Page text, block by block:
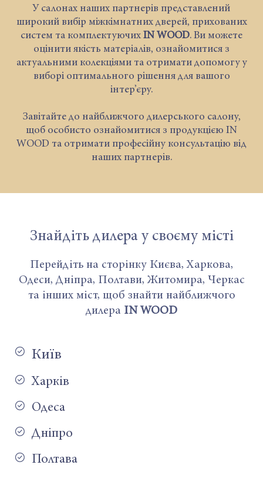
У салонах наших партнерів представлений
широкий вибір міжкімнатних дверей, прихованих
систем та комплектуючихIN WOOD. Ви можете
оцінити якість матеріалів, ознайомитися з
актуальними колекціями та отримати допомогу у
виборі оптимального рішення для вашого
інтер’єру.
Завітайте до найближчого дилерського салону,
щоб особисто ознайомитися з продукцією IN
WOOD та отримати професійну консультацію від
наших партнерів.
Знайдіть дилера у своєму місті
Перейдіть на сторінку Києва, Харкова,
Одеси, Дніпра, Полтави, Житомира, Черкас
та інших міст, щоб знайти найближчого
дилера IN WOOD
Київ
Харків
Одеса
Дніпро
Полтава